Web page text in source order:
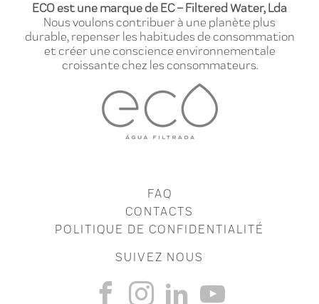
ECO est une marque de EC – Filtered Water, Lda
Nous voulons contribuer à une planète plus
durable, repenser les habitudes de consommation
et créer une conscience environnementale
croissante chez les consommateurs.
FAQ
CONTACTS
POLITIQUE DE CONFIDENTIALITÉ
SUIVEZ NOUS